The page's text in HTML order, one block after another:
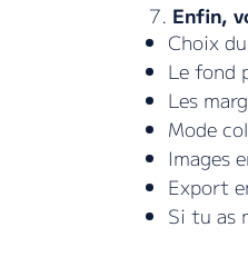
7. Enfin,
Choix
Le fond
Les
Mode
Images
Export
Si tu as